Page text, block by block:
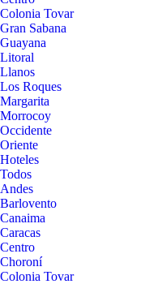
Colonia Tovar
Gran Sabana
Guayana
Litoral
Llanos
Los Roques
Margarita
Morrocoy
Occidente
Oriente
Hoteles
Todos
Andes
Barlovento
Canaima
Caracas
Centro
Choroní
Colonia Tovar